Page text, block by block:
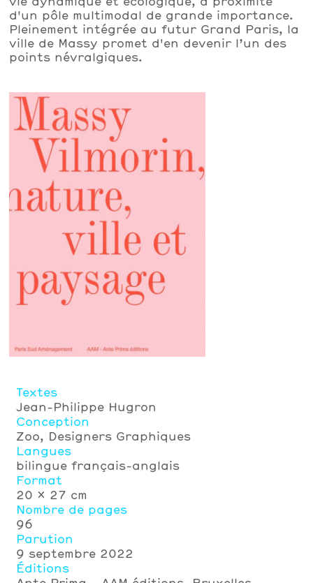
d'un pôle multimodal de grande importance.
Pleinement intégrée au futur Grand Paris, la
ville de Massy promet d'en devenir l’un des
points névralgiques.
Textes
Jean-Philippe Hugron
Conception
Zoo, Designers Graphiques
Langues
bilingue français-anglais
Format
20 x 27 cm
Nombre de pages
96
Parution
9 septembre 2022
Éditions